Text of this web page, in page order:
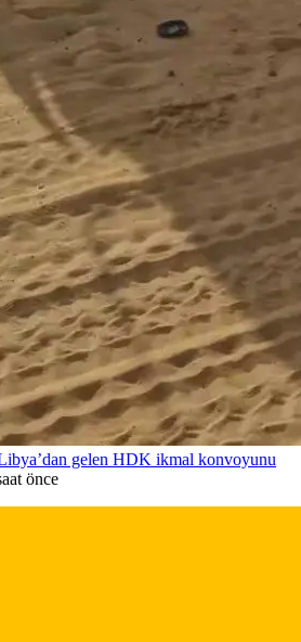
gelen HDK ikmal konvoyunu
önce